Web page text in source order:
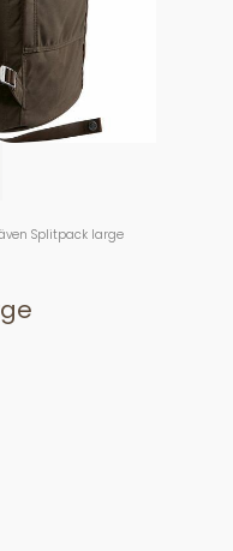
Splitpack large